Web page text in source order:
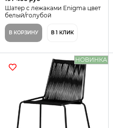
Шатер с лежаками Enigma цвет
белый/голубой
В КОРЗИНУ В 1 КЛИК
НОВИНКА